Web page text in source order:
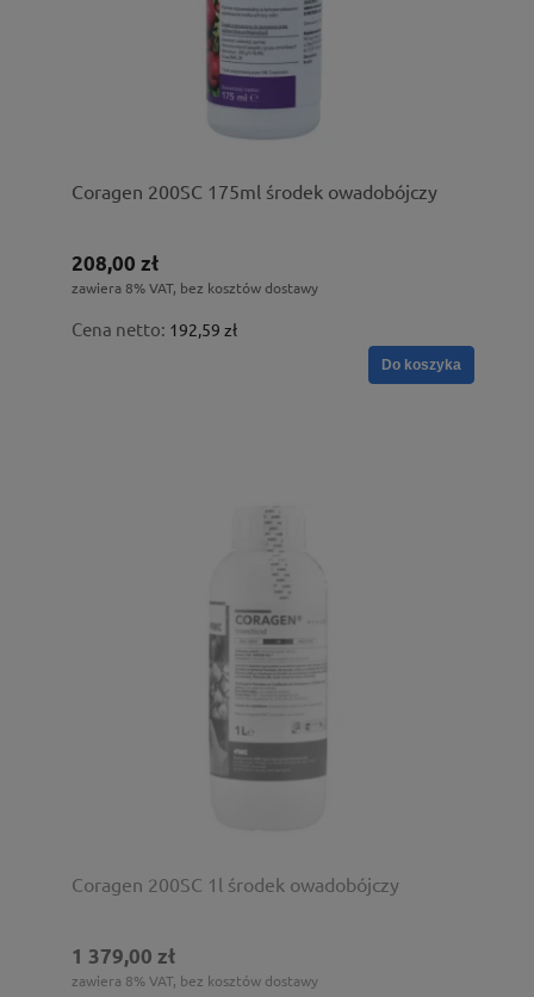
Coragen 200SC 175ml środek owadobójczy
208,00 zł
zawiera 8% VAT, bez kosztów dostawy
Cena netto: 192,59 zł
Do koszyka
Coragen 200SC 1l środek owadobójczy
1 379,00 zł
zawiera 8% VAT, bez kosztów dostawy